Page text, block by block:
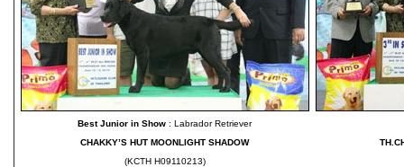
Best Junior in Show : Labrador Retriever
CHAKKY’S HUT MOONLIGHT SHADOW
(KCTH H09110213)